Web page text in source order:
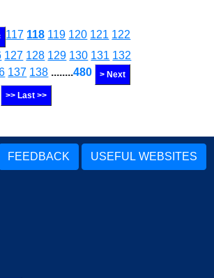
117 118 119 120 121 122
127 128 129 130 131 132
137 138 ........480 > Next
>> Last >>
FEEDBACK USEFUL WEBSITES